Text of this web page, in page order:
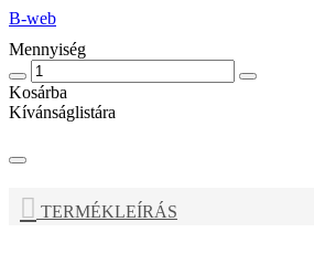
B-web
Mennyiség
Kosárba
Kívánságlistára
TERMÉKLEÍRÁS